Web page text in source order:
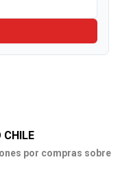
CHILE
por compras sobre